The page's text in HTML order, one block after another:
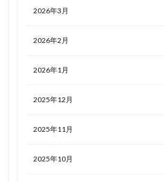
2026年3月
2026年2月
2026年1月
2025年12月
2025年11月
2025年10月